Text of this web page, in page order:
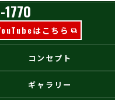
はこちら
コンセプト
ギャラリー